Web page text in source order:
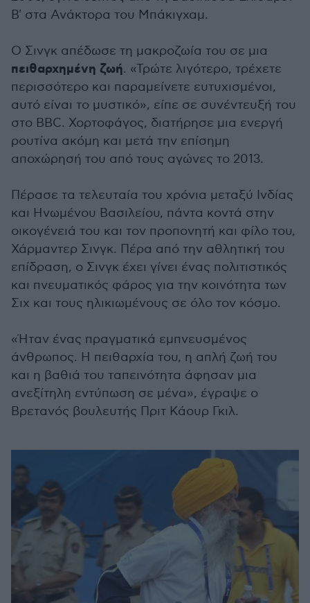
Β' στα Ανάκτορα του Μπάκιγχαμ.
Ο Σινγκ απέδωσε τη μακροζωία του σε μια
πειθαρχημένη ζωή. «Τρώτε λιγότερο, τρέχετε
περισσότερο και παραμείνετε ευτυχισμένοι,
αυτό είναι το μυστικό», είπε σε συνέντευξή του
στο BBC. Χορτοφάγος, διατήρησε μια ενεργή
ρουτίνα ακόμη και μετά την επίσημη
αποχώρησή του από τους αγώνες το 2013.
Πέρασε τα τελευταία του χρόνια μεταξύ Ινδίας
και Ηνωμένου Βασιλείου, πάντα κοντά στην
οικογένειά του και τον προπονητή και φίλο του,
Χάρμαντερ Σινγκ. Πέρα από την αθλητική του
επίδραση, ο Σινγκ έχει γίνει ένας πολιτιστικός
και πνευματικός φάρος για την κοινότητα των
Σιχ και τους ηλικιωμένους σε όλο τον κόσμο.
«Ήταν ένας πραγματικά εμπνευσμένος
άνθρωπος. Η πειθαρχία του, η απλή ζωή του
και η βαθιά του ταπεινότητα άφησαν μια
ανεξίτηλη εντύπωση σε μένα», έγραψε ο
Βρετανός βουλευτής Πριτ Κάουρ Γκιλ.